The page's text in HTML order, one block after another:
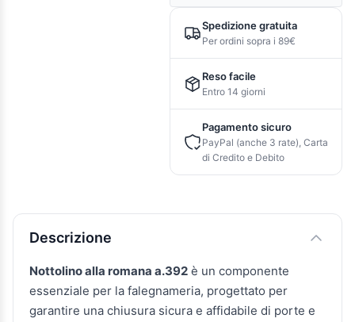
Spedizione gratuita
Per ordini sopra i 89€
Reso facile
Entro 14 giorni
Pagamento sicuro
PayPal (anche 3 rate), Carta
di Credito e Debito
Descrizione e caratteristiche
Descrizione
Nottolino alla romana a.392 è un componente
essenziale per la falegnameria, progettato per
garantire una chiusura sicura e affidabile di porte e